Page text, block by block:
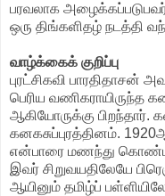
பரவலாக
ஒரு திங்களிதழ் நடத்தி
வாழ்க்கைக் குறிப்பு
புரட்சிகவி பாரதிதாசன்
பெரிய வணிகராயிருந்த
ஆகியோருக்கு பிறந்தார்.
கனகசுப்புரத்தினம்.
என்பாரை மணந்து
இவர் சிறுவயதிலேயே
ஆயினும் தமிழ்ப்